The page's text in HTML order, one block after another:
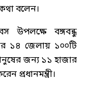
বলেন।
উপলক্ষে বঙ্গবন্ধু
১৪ জেলায় ১০০টি
জন্য ১১ হাজার
প্রধানমন্ত্রী।